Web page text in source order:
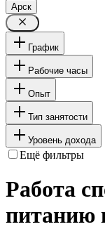
Арск
График
Рабочие часы
Опыт
Тип занятости
Уровень дохода
Ещё фильтры
Работа
питанию